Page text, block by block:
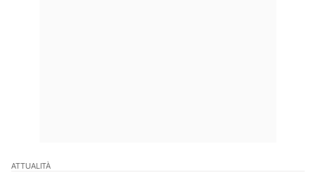
ATTUALITÀ